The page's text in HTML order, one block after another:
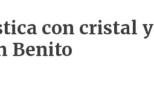
con cristal y
Benito